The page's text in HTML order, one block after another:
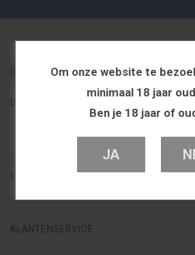
Om onze website te
minimaal 18 jaar
Ben je 18 jaar of
JA
De beste en voordeligste vapeshop in Nederland
Telefoon
0251 839 447
KLANTENSERVICE